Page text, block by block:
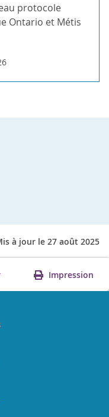
protocole
Ontario et Métis
à jour le 27 août 2025
Impression